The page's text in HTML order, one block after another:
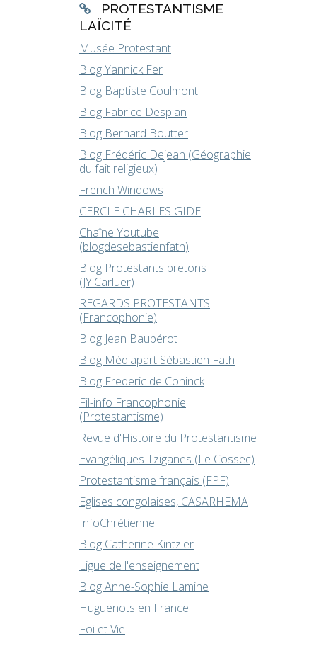
PROTESTANTISME
LAÏCITÉ
Musée Protestant
Blog Yannick Fer
Blog Baptiste Coulmont
Blog Fabrice Desplan
Blog Bernard Boutter
Blog Frédéric Dejean (Géographie
du fait religieux)
French Windows
CERCLE CHARLES GIDE
Chaîne Youtube
(blogdesebastienfath)
Blog Protestants bretons
(JY.Carluer)
REGARDS PROTESTANTS
(Francophonie)
Blog Jean Baubérot
Blog Médiapart Sébastien Fath
Blog Frederic de Coninck
Fil-info Francophonie
(Protestantisme)
Revue d'Histoire du Protestantisme
Evangéliques Tziganes (Le Cossec)
Protestantisme français (FPF)
Eglises congolaises, CASARHEMA
InfoChrétienne
Blog Catherine Kintzler
Ligue de l'enseignement
Blog Anne-Sophie Lamine
Huguenots en France
Foi et Vie